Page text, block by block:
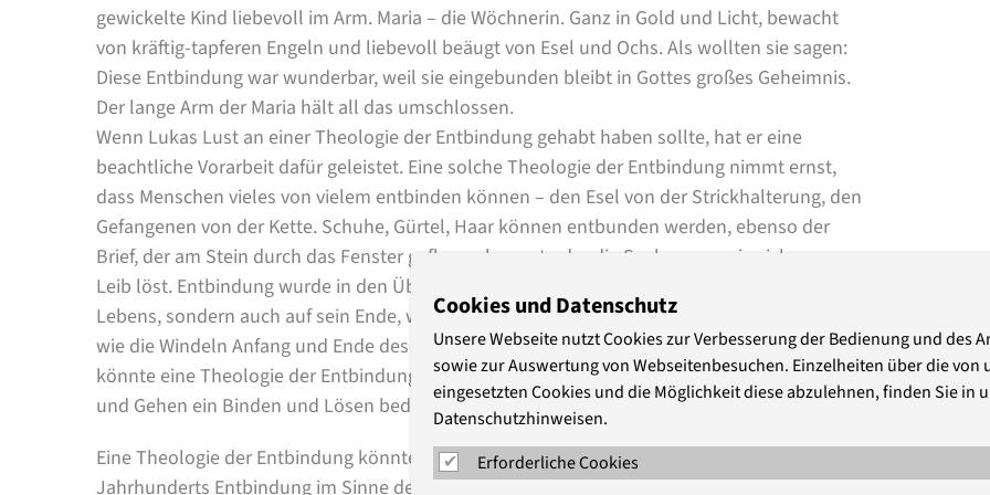
gewickelte Kind liebevoll im Arm. Maria – die Wöchnerin. Ganz in Gold und Licht, bewacht
von kräftig-tapferen Engeln und liebevoll beäugt von Esel und Ochs. Als wollten sie sagen:
Diese Entbindung war wunderbar, weil sie eingebunden bleibt in Gottes großes Geheimnis.
Der lange Arm der Maria hält all das umschlossen.
Wenn Lukas Lust an einer Theologie der Entbindung gehabt haben sollte, hat er eine
beachtliche Vorarbeit dafür geleistet. Eine solche Theologie der Entbindung nimmt ernst,
dass Menschen vieles von vielem entbinden können – den Esel von der Strickhalterung, den
Gefangenen von der Kette. Schuhe, Gürtel, Haar können entbunden werden, ebenso der
Brief, der am Stein durch das Fenster geflogen kommt oder die Seele, wenn sie sich vom
Leib löst. Entbindung wurde in den Überlieferungen nicht nur bezogen auf den Beginn des
Lebens, sondern auch auf sein Ende, wenn etwa der Mensch vom Leben entbunden wird. So
wie die Windeln Anfang und Ende des Jesuskindes zusammen binden, Anfang und Tod, so
könnte eine Theologie der Entbindung berücksichtigen und umfassen, dass das Kommen
und Gehen ein Binden und Lösen bedeutet.
Eine Theologie der Entbindung könnte einbinden, dass noch zu Beginn des 15.
Jahrhunderts Entbindung im Sinne der allgemeinen Bedeutung von Befreiung gesprochen
Cookies und Datenschutz
Unsere Webseite nutzt Cookies zur Verbesserung der Bedienung und des
sowie zur Auswertung von Webseitenbesuchen. Einzelheiten über die von
eingesetzten Cookies und die Möglichkeit diese abzulehnen, finden Sie in
Datenschutzhinweisen.
Erforderliche Cookies